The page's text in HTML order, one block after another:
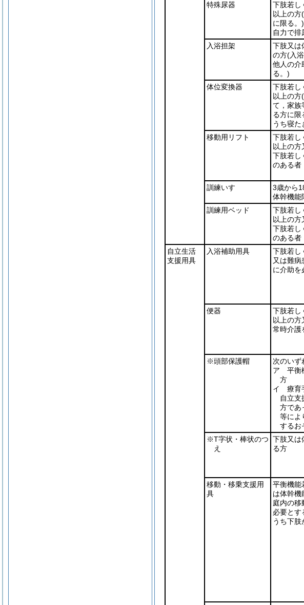
特殊尿器
下肢若し
以上の方
に限る。)
自力で排
入浴担架
下肢又は
の方(入
他人の介
る。)
体位変換器
下肢若し
以上の方
て，家族
る方に限
うち寝た
移動用リフト
下肢若し
以上の方
下肢若し
のある者
訓練いす
3歳から
体幹機能
訓練用ベッド
下肢若し
以上の方
下肢若し
のある者
自立生活
支援用具
入浴補助用具
下肢若し
又は難病
に介助を
便器
下肢若し
以上の方
常時介護
※頭部保護帽
次のいず
ア 平衡
方
イ 療育
自立支
方であ
等によ
するお
※T字状・棒状のつ
え
下肢又は
る方
移動・移乗支援用
具
平衡機能
は体幹機
庭内の移
必要とす
うち下肢